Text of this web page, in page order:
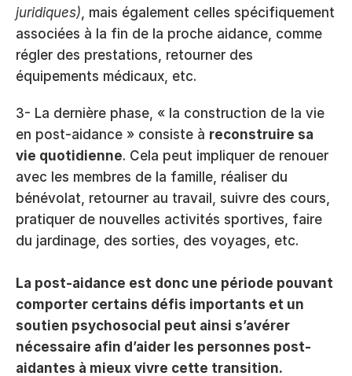
juridiques), mais également celles spécifiquement
associées à la fin de la proche aidance, comme
régler des prestations, retourner des
équipements médicaux, etc.
3- La dernière phase, « la construction de la vie
en post-aidance » consiste à reconstruire sa
vie quotidienne. Cela peut impliquer de renouer
avec les membres de la famille, réaliser du
bénévolat, retourner au travail, suivre des cours,
pratiquer de nouvelles activités sportives, faire
du jardinage, des sorties, des voyages, etc.
La post-aidance est donc une période pouvant
comporter certains défis importants et un
soutien psychosocial peut ainsi s’avérer
nécessaire afin d’aider les personnes post-
aidantes à mieux vivre cette transition.